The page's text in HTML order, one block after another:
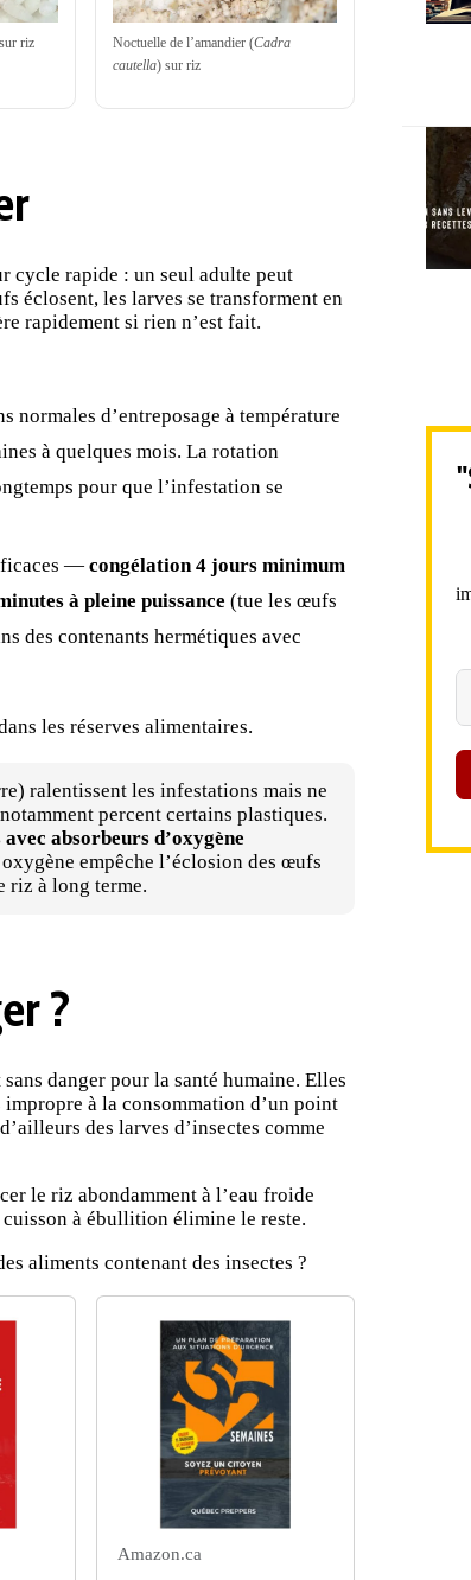
riz Noctuelle de l’amandier (Cadra
cautella) sur riz
cycle rapide : un seul adulte peut
éclosent, les larves se transforment en
rapidement si rien n’est fait.
normales d’entreposage à température
à quelques mois. La rotation
pour que l’infestation se
—congélation 4 jours minimum
à pleine puissance (tue les œufs
des contenants hermétiques avec
les réserves alimentaires.
ralentissent les infestations mais ne
percent certains plastiques.
absorbeurs d’oxygène
empêche l’éclosion des œufs
riz à long terme.
?
danger pour la santé humaine. Elles
à la consommation d’un point
des larves d’insectes comme
le riz abondamment à l’eau froide
à ébullition élimine le reste.
aliments contenant des insectes ?
Amazon.ca